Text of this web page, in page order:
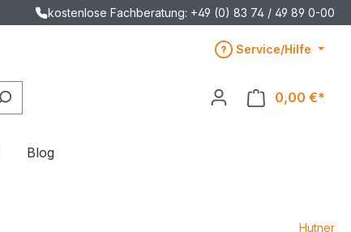
kostenlose Fachberatung: +49 (0) 83 74 / 49 89 0-00
Service/Hilfe
0,00 €*
Blog
Hutner